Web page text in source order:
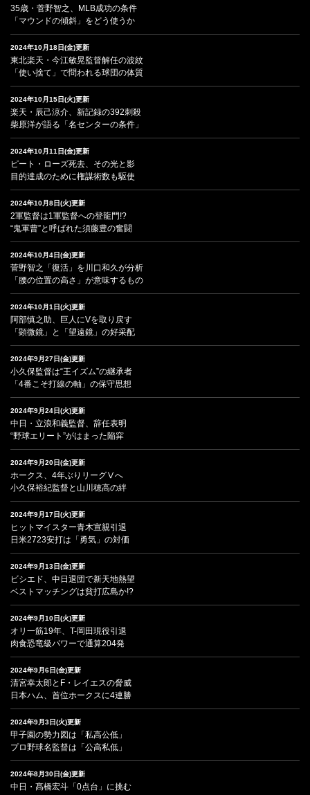
35歳・菅野智之、MLB成功の条件
「マウンドの傾斜」をどう使うか
2024年10月18日(金)更新
東北楽天・今江敏晃監督解任の波紋
「使い捨て」で問われる球団の体質
2024年10月15日(火)更新
楽天・辰己涼介、新記録の392刺殺
柴原洋が語る「名センターの条件」
2024年10月11日(金)更新
ピート・ローズ死去、その光と影
目的達成のために権謀術数も駆使
2024年10月8日(火)更新
2軍監督は1軍監督への登龍門!?
“鬼軍曹”と呼ばれた須藤豊の奮闘
2024年10月4日(金)更新
菅野智之「復活」を川口和久が分析
「腰の位置の高さ」が意味するもの
2024年10月1日(火)更新
阿部慎之助、巨人にVを取り戻す
「顕微鏡」と「望遠鏡」の好采配
2024年9月27日(金)更新
小久保監督は“王イズム”の継承者
「4番こそ打線の軸」の保守思想
2024年9月24日(火)更新
中日・立浪和義監督、辞任表明
“野球エリート”がはまった陥穽
2024年9月20日(金)更新
ホークス、4年ぶりリーグⅤへ
小久保裕紀監督と山川穂高の絆
2024年9月17日(火)更新
ヒットマイスター青木宣親引退
日米2723安打は「勇気」の対価
2024年9月13日(金)更新
ビシエド、中日退団で新天地熱望
ベストマッチングは貧打広島か!?
2024年9月10日(火)更新
オリ一筋19年、T-岡田現役引退
肉食恐竜級パワーで通算204発
2024年9月6日(金)更新
清宮幸太郎とF・レイエスの脅威
日本ハム、首位ホークスに4連勝
2024年9月3日(火)更新
甲子園の勢力図は「私高公低」
プロ野球名監督は「公高私低」
2024年8月30日(金)更新
中日・髙橋宏斗「0点台」に挑む